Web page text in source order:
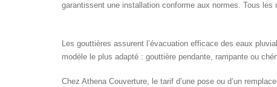
garantissent une installation conforme aux normes. Tous
Les gouttières assurent l’évacuation efficace des eaux
modèle le plus adapté : gouttière pendante, rampante ou
Chez Athena Couverture, le tarif d’une pose ou d’un